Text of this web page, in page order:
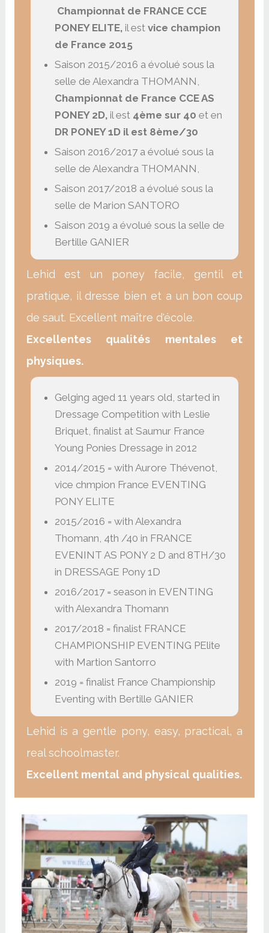
Championnat de FRANCE CCE
PONEY ELITE, il estvice champion
de France 2015
Saison 2015/2016 a évolué sous la
selle de Alexandra THOMANN,
Championnat de France CCE AS
PONEY 2D, il est 4ème sur 40 et en
DR PONEY 1D il est 8ème/30
Saison 2016/2017 a évolué sous la
selle de Alexandra THOMANN,
Saison 2017/2018 a évolué sous la
selle de Marion SANTORO
Saison 2019 a évolué sous la selle de
Bertille GANIER
Lehid est un poney facile, gentil et
pratique, il dresse bien et a un bon coup
de saut. Excellent maître d'école.
Excellentes qualités mentales et
physiques.
Gelging aged 11 years old, started in
Dressage Competition with Leslie
Briquet, finalist at Saumur France
Young Ponies Dressage in 2012
2014/2015 = with Aurore Thévenot,
vice chmpion France EVENTING
PONY ELITE
2015/2016 = with Alexandra
Thomann, 4th /40 in FRANCE
EVENINT AS PONY 2 D and 8TH/30
in DRESSAGE Pony 1D
2016/2017 = season in EVENTING
with Alexandra Thomann
2017/2018 = finalist FRANCE
CHAMPIONSHIP EVENTING PElite
with Martion Santorro
2019 = finalist France Championship
Eventing with Bertille GANIER
Lehid is a gentle pony, easy, practical, a
real schoolmaster.
Excellent mental and physical qualities.